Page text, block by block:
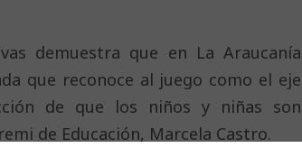
demuestra que en La Araucanía
que reconoce al juego como el eje
de que los niños y niñas son
de Educación, Marcela Castro.